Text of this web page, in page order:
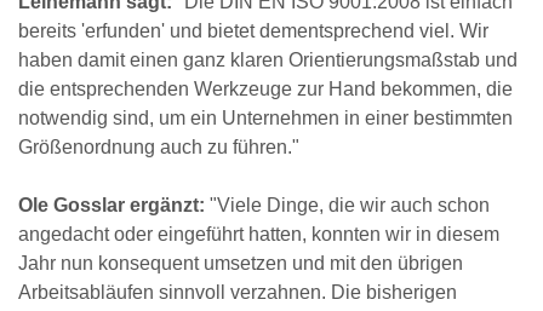
bereits 'erfunden' und bietet dementsprechend viel. Wir
haben damit einen ganz klaren Orientierungsmaßstab und
die entsprechenden Werkzeuge zur Hand bekommen, die
notwendig sind, um ein Unternehmen in einer bestimmten
Größenordnung auch zu führen."
Ole Gosslar ergänzt: "Viele Dinge, die wir auch schon
angedacht oder eingeführt hatten, konnten wir in diesem
Jahr nun konsequent umsetzen und mit den übrigen
Arbeitsabläufen sinnvoll verzahnen. Die bisherigen